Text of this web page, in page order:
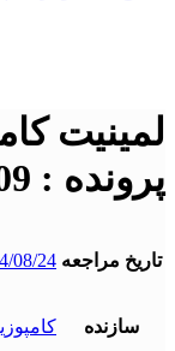
پرونده : 1009
تاریخ مراجعه 08/24
سازنده